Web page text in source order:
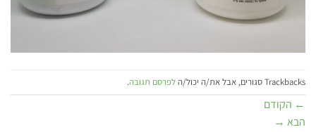
Trackbacks סגורים, אבל את/ה יכול/ה לפרסם תגובה.
← הקודם
הבא →